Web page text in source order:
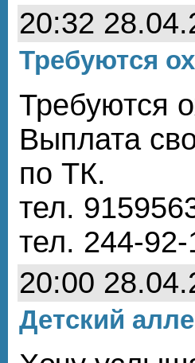
20:32
Требуются
Требуются
Выплата
по ТК.
тел.
тел. 244-
20:00
Детский